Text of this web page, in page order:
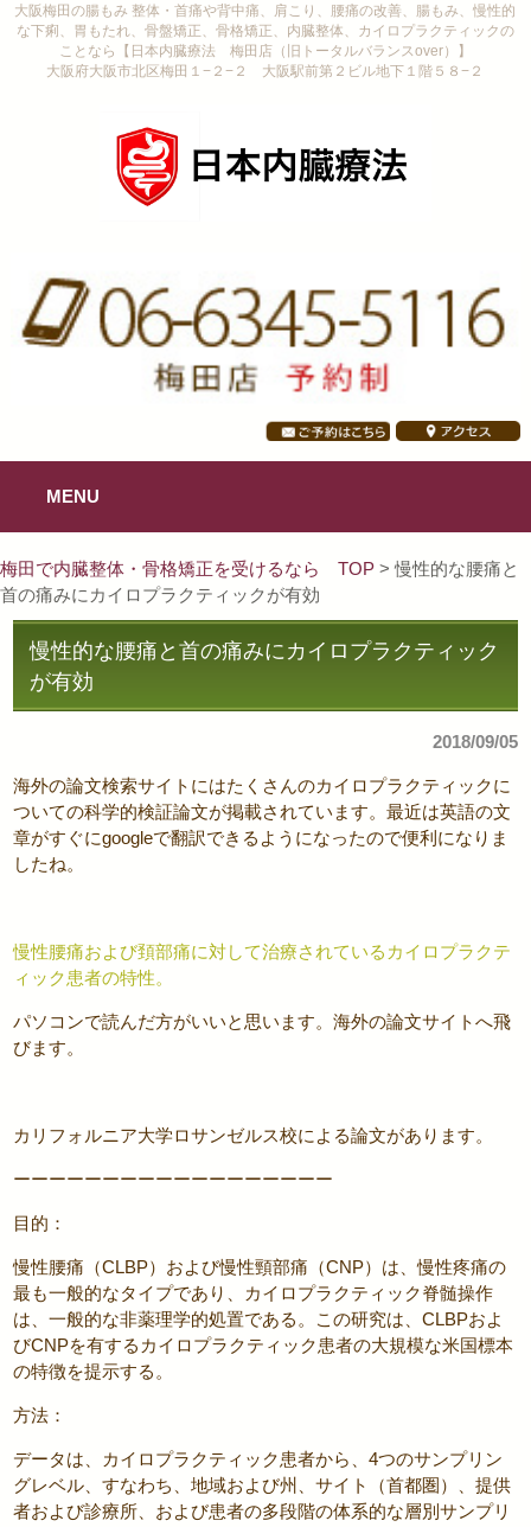
大阪梅田の腸もみ 整体・首痛や背中痛、肩こり、腰痛の改善、腸もみ、慢性的
な下痢、胃もたれ、骨盤矯正、骨格矯正、内臓整体、カイロプラクティックの
ことなら【日本内臓療法 梅田店（旧トータルバランスover）】
大阪府大阪市北区梅田１−２−２ 大阪駅前第２ビル地下１階５８−２
MENU
梅田で内臓整体・骨格矯正を受けるなら TOP > 慢性的な腰痛と
首の痛みにカイロプラクティックが有効
慢性的な腰痛と首の痛みにカイロプラクティック
が有効
2018/09/05
海外の論文検索サイトにはたくさんのカイロプラクティックに
ついての科学的検証論文が掲載されています。最近は英語の文
章がすぐにgoogleで翻訳できるようになったので便利になりま
したね。
慢性腰痛および頚部痛に対して治療されている カイロプラクテ
ィック患者の特性。
パソコンで読んだ方がいいと思います。海外の論文サイトへ飛
びます。
カリフォルニア大学ロサンゼルス校による論文があります。
ーーーーーーーーーーーーーーーーーー
目的：
慢性腰痛（CLBP）および慢性頸部痛（CNP）は、慢性疼痛の
最も一般的なタイプであり、
カイロプラクティック脊髄操作
は、一般的な非薬理学的処置である。この研究は、CLBPおよ
びCNPを有する カイロプラクティック患者の大規模な米国標本
の特徴を提示する。
方法：
データは、 カイロプラクティック患者から、4つのサンプリン
グレベル、すなわち、地域および州、サイト（首都圏）、提供
者および診療所、および患者の多段階の体系的な層別サンプリ